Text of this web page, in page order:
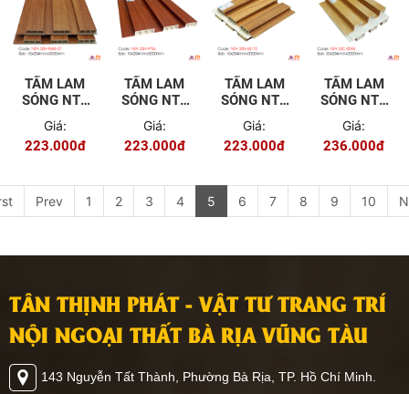
TẤM LAM
SÓNG NTA
3SN-9688-
27
Giá:
223.000đ
TẤM LAM
SÓNG NTA
3SN-9756
Giá:
223.000đ
TẤM LAM
SÓNG NTA
3SN-60175
Giá:
223.000đ
TẤM LAM
SÓNG NTA
3SC-8594
Giá:
236.000đ
Prev 1 2 3 4 5 6 7 8 9 10
TÂN THỊNH PHÁT - VẬT TƯ TRANG TRÍ
NỘI NGOẠI THẤT BÀ RỊA VŨNG TÀU
143 Nguyễn Tất Thành, Phường Bà Rịa, TP. Hồ Chí Minh.